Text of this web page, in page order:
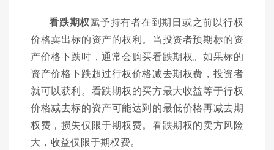
看跌期权赋予持有者在到期日或之前以行权
价格卖出标的资产的权利。当投资者预期标的资
产价格下跌时，通常会购买看跌期权。如果标的
资产价格下跌超过行权价格减去期权费，投资者
就可以获利。看跌期权的买方最大收益等于行权
价格减去标的资产可能达到的最低价格再减去期
权费，损失仅限于期权费。看跌期权的卖方风险
大，收益仅限于期权费。